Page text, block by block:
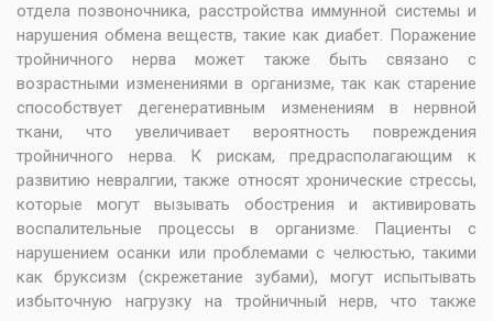
отдела позвоночника, расстройства иммунной системы и
нарушения обмена веществ, такие как диабет. Поражение
тройничного нерва может также быть связано с
возрастными изменениями в организме, так как старение
способствует дегенеративным изменениям в нервной
ткани, что увеличивает вероятность повреждения
тройничного нерва. К рискам, предрасполагающим к
развитию невралгии, также относят хронические стрессы,
которые могут вызывать обострения и активировать
воспалительные процессы в организме. Пациенты с
нарушением осанки или проблемами с челюстью, такими
как бруксизм (скрежетание зубами), могут испытывать
избыточную нагрузку на тройничный нерв, что также